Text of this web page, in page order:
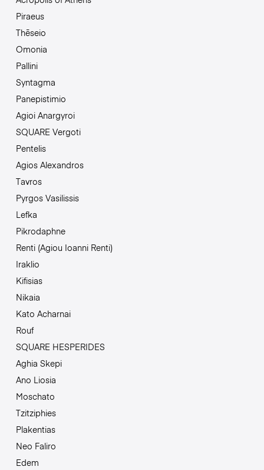
Piraeus
Thēseio
Omonia
Pallini
Syntagma
Panepistimio
Agioi Anargyroi
SQUARE Vergoti
Pentelis
Agios Alexandros
Tavros
Pyrgos Vasilissis
Lefka
Pikrodaphne
Renti (Agiou Ioanni Renti)
Iraklio
Kifisias
Nikaia
Kato Acharnai
Rouf
SQUARE HESPERIDES
Aghia Skepi
Ano Liosia
Moschato
Tzitziphies
Plakentias
Neo Faliro
Edem